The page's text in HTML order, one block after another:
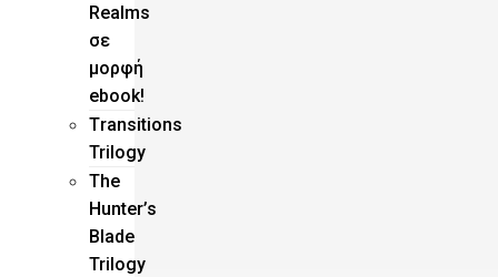
Realms
σε
μορφή
ebook!
Τransitions
Trilogy
The
Hunter’s
Blade
Trilogy